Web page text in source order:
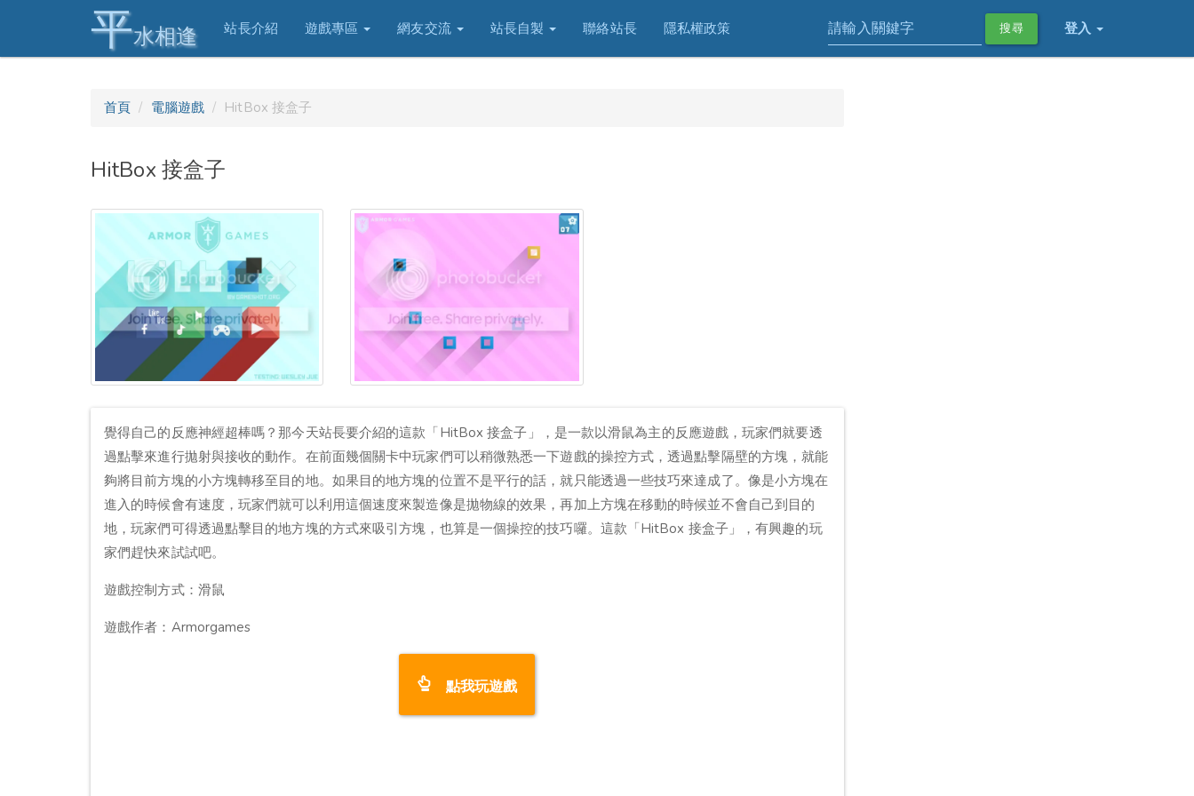
平水相逢 站長介紹 遊戲專區 網友交流 站長自製 聯絡站長 隱私權政策 登入
搜尋
首頁 電腦遊戲 HitBox 接盒子
HitBox 接盒子
覺得自己的反應神經超棒嗎？那今天站長要介紹的這款「HitBox 接盒子」，是一款以滑鼠為主的反應遊戲，玩家們就要透
過點擊來進行拋射與接收的動作。在前面幾個關卡中玩家們可以稍微熟悉一下遊戲的操控方式，透過點擊隔壁的方塊，就能
夠將目前方塊的小方塊轉移至目的地。如果目的地方塊的位置不是平行的話，就只能透過一些技巧來達成了。像是小方塊在
進入的時候會有速度，玩家們就可以利用這個速度來製造像是拋物線的效果，再加上方塊在移動的時候並不會自己到目的
地，玩家們可得透過點擊目的地方塊的方式來吸引方塊，也算是一個操控的技巧囉。這款「HitBox 接盒子」，有興趣的玩
家們趕快來試試吧。
遊戲控制方式：滑鼠
遊戲作者：Armorgames
點我玩遊戲